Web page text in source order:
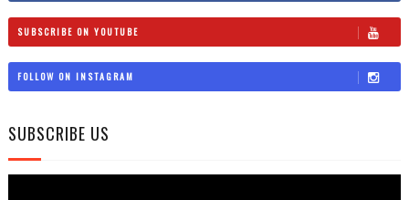
SUBSCRIBE ON YOUTUBE
FOLLOW ON INSTAGRAM
SUBSCRIBE US